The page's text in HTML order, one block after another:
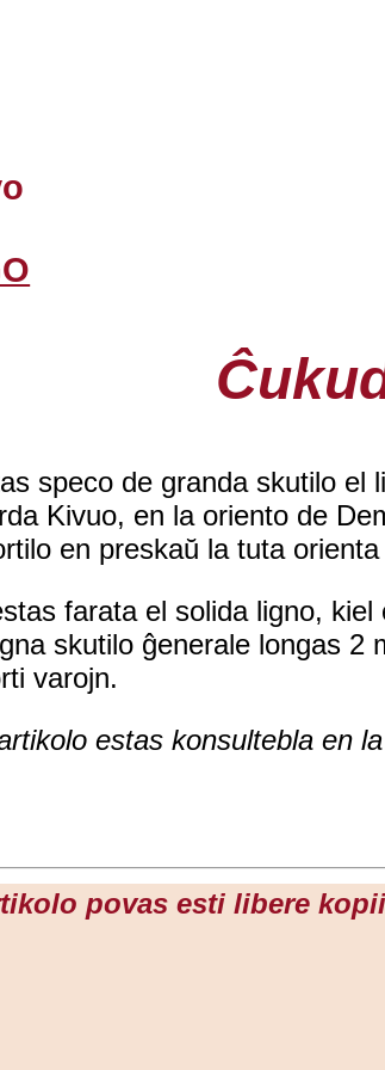
speco de granda skutilo el
Kivuo, en la oriento de
en preskaŭ la tuta
farata el solida ligno,
skutilo ĝenerale longas
varojn.
estas konsultebla en
povas esti libere